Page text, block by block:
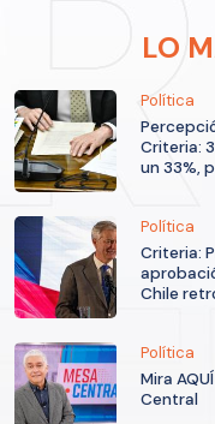
LO
Política
Criteria:
un 33%,
Política
Criteria:
Chile
Política
Mira
Central